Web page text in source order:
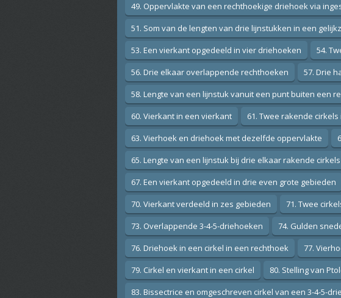
49. Oppervlakte van een rechthoekige driehoek via
51. Som van de lengten van drie lijnstukken in een
53. Een vierkant opgedeeld in vier driehoeken
54.
56. Drie elkaar overlappende rechthoeken
57. Drie
58. Lengte van een lijnstuk vanuit een punt buiten een
60. Vierkant in een vierkant
61. Twee rakende
63. Vierhoek en driehoek met dezelfde oppervlakte
65. Lengte van een lijnstuk bij drie elkaar rakende cirkels
67. Een vierkant opgedeeld in drie even grote gebieden
70. Vierkant verdeeld in zes gebieden
71. Twee
73. Overlappende 3-4-5-driehoeken
74. Gulden
76. Driehoek in een cirkel in een rechthoek
77.
79. Cirkel en vierkant in een cirkel
80. Stelling van
83. Bissectrice en omgeschreven cirkel van een 3-4-5-